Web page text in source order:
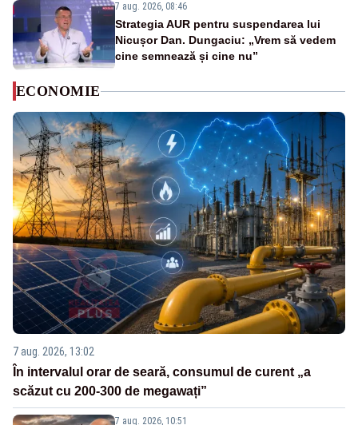
7 aug. 2026, 08:46
Strategia AUR pentru suspendarea lui
Nicușor Dan. Dungaciu: „Vrem să vedem
cine semnează și cine nu”
ECONOMIE
7 aug. 2026, 13:02
În intervalul orar de seară, consumul de curent „a
scăzut cu 200-300 de megawați”
7 aug. 2026, 10:51